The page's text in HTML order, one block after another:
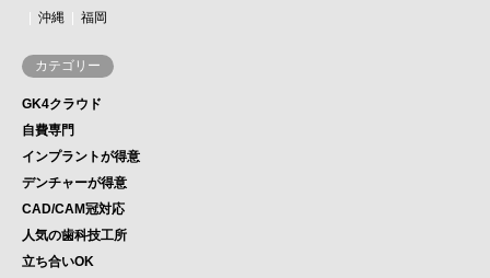
沖縄
福岡
カテゴリー
GK4クラウド
自費専門
インプラントが得意
デンチャーが得意
CAD/CAM冠対応
人気の歯科技工所
立ち合いOK